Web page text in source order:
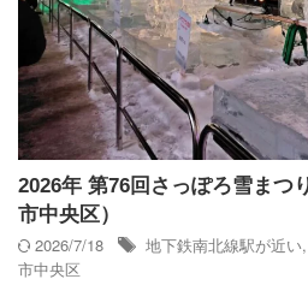
2026年 第76回さっぽろ雪まつ
市中央区）
2026/7/18
地下鉄南北線駅が近い,
市中央区